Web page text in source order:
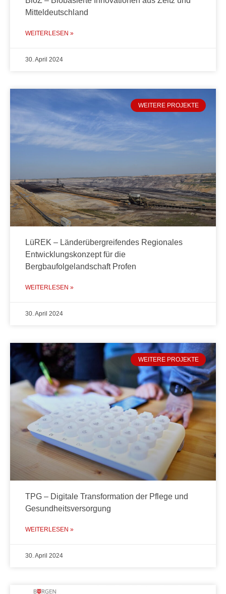
Mitteldeutschland
WEITERLESEN »
30. April 2024
WEITERE PROJEKTE
LüREK – Länderübergreifendes Regionales
Entwicklungskonzept für die
Bergbaufolgelandschaft Profen
WEITERLESEN »
30. April 2024
WEITERE PROJEKTE
TPG – Digitale Transformation der Pflege und
Gesundheitsversorgung
WEITERLESEN »
30. April 2024